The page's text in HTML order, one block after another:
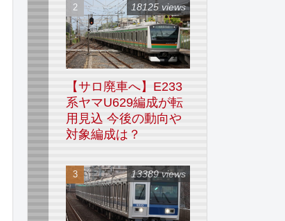
【サロ廃車へ】E233
系ヤマU629編成が転
用見込 今後の動向や
対象編成は？
18125 views
13389 views